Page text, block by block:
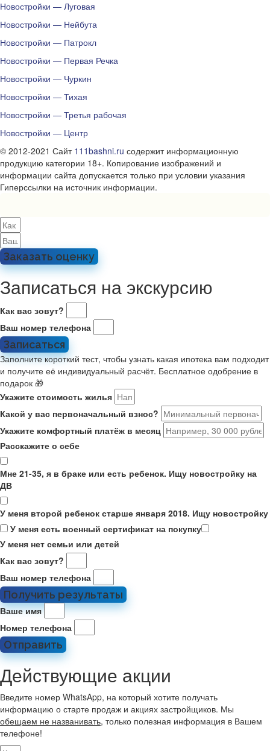
Новостройки — Луговая
Новостройки — Нейбута
Новостройки — Патрокл
Новостройки — Первая Речка
Новостройки — Чуркин
Новостройки — Тихая
Новостройки — Третья рабочая
Новостройки — Центр
© 2012-2021 Сайт 111bashni.ru содержит информационную
продукцию категории 18+. Копирование изображений и
информации сайта допускается только при условии указания
Гиперссылки на источник информации.
Заказать оценку
Записаться на экскурсию
Как вас зовут?
Ваш номер телефона
Записаться
Заполните короткий тест, чтобы узнать какая ипотека вам подходит
и получите её индивидуальный расчёт. Бесплатное одобрение в
подарок 🎁
Укажите стоимость жилья
Какой у вас первоначальный взнос?
Укажите комфортный платёж в месяц
Расскажите о себе
Мне 21-35, я в браке или есть ребенок. Ищу новостройку на
ДВ
У меня второй ребенок старше января 2018. Ищу новостройку
У меня есть военный сертификат на покупку
У меня нет семьи или детей
Как вас зовут?
Ваш номер телефона
Получить результаты
Ваше имя
Номер телефона
Отправить
Действующие акции
Введите номер WhatsApp, на который хотите получать
информацию о старте продаж и акциях застройщиков. Мы
обещаем не названивать, только полезная информация в Вашем
телефоне!